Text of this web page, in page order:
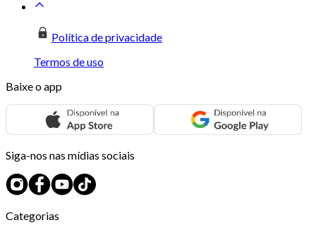
Política de privacidade
Termos de uso
Baixe o app
Siga-nos nas mídias sociais
Categorias